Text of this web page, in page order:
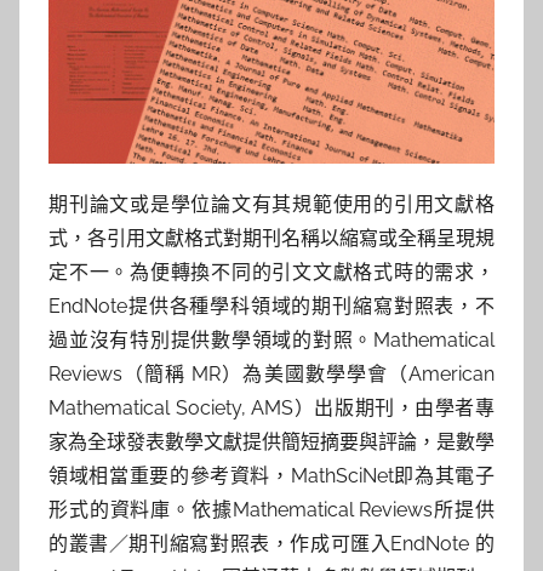
期刊論文或是學位論文有其規範使用的引用文獻格
式，各引用文獻格式對期刊名稱以縮寫或全稱呈現規
定不一。為便轉換不同的引文文獻格式時的需求，
EndNote提供各種學科領域的期刊縮寫對照表，不
過並沒有特別提供數學領域的對照。Mathematical
Reviews（簡稱 MR）為美國數學學會（American
Mathematical Society, AMS）出版期刊，由學者專
家為全球發表數學文獻提供簡短摘要與評論，是數學
領域相當重要的參考資料，MathSciNet即為其電子
形式的資料庫。依據Mathematical Reviews所提供
的叢書／期刊縮寫對照表，作成可匯入EndNote 的